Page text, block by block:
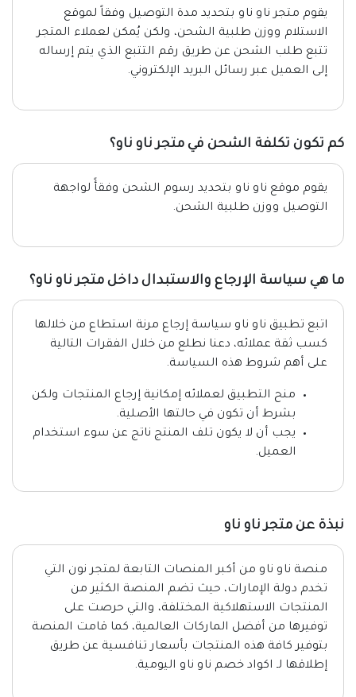
يقوم متجر ناو ناو بتحديد مدة التوصيل وفقاً لموقع
الاستلام ووزن طلبية الشحن، ولكن يُمكن لعملاء المتجر
تتبع طلب الشحن عن طريق رقم التتبع الذي يتم إرساله
إلى العميل عبر رسائل البريد الإلكتروني.
كم تكون تكلفة الشحن في متجر ناو ناو؟
يقوم موقع ناو ناو بتحديد رسوم الشحن وفقأً لواجهة
التوصيل ووزن طلبية الشحن.
ما هي سياسة الإرجاع والاستبدال داخل متجر ناو ناو؟
اتبع تطبيق ناو ناو سياسة إرجاع مرنة استطاع من خلالها
كسب ثقة عملائه، دعنا نطلع من خلال الفقرات التالية
على أهم شروط هذه السياسة.
منح التطبيق لعملائه إمكانية إرجاع المنتجات ولكن
بشرط أن تكون في حالتها الأصلية.
يجب أن لا يكون تلف المنتج ناتج عن سوء استخدام
العميل.
نبذة عن متجر ناو ناو
منصة ناو ناو من أكبر المنصات التابعة لمتجر نون التي
تخدم دولة الإمارات، حيث تضم المنصة الكثير من
المنتجات الاستهلاكية المختلفة، والتي حرصت على
توفيرها من أفضل الماركات العالمية، كما قامت المنصة
بتوفير كافة هذه المنتجات بأسعار تنافسية عن طريق
إطلاقها لـ اكواد خصم ناو ناو اليومية.